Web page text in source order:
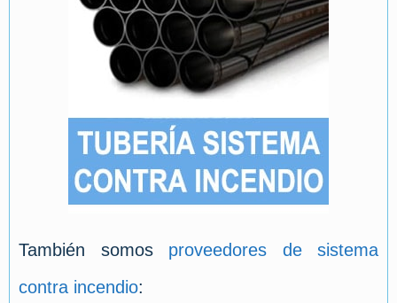
También somos proveedores de sistema
contra incendio: